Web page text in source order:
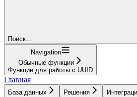
Поиск...
Navigation
Обычные функции
Функции для работы с UUID
Главная
База данных Решения